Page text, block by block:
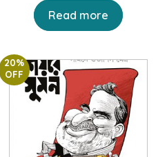
price
is:
Read more
20%
OFF